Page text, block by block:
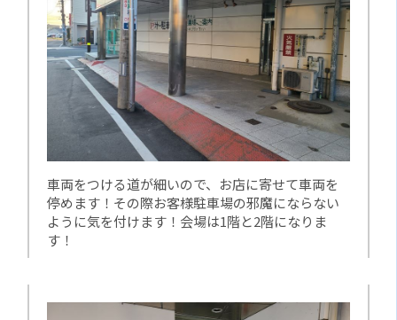
車両をつける道が細いので、お店に寄せて車両を
停めます！その際お客様駐車場の邪魔にならない
ように気を付けます！会場は1階と2階になりま
す！